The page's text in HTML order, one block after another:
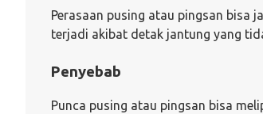
Perasaan pusing atau pingsan bisa
terjadi akibat detak jantung yang
Penyebab
Punca pusing atau pingsan bisa